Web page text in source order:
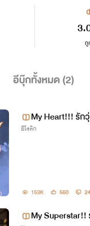
ถู
อีบุ๊กทั้งหมด (2)
My Heart!!! รัก
END)
อีโรติก
153K 560
My Superstar!!